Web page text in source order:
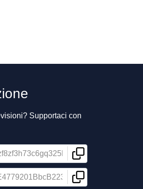
Supportaci con